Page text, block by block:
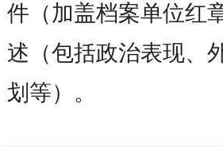
件（加盖档案单位红
述（包括政治表现、
划等）。